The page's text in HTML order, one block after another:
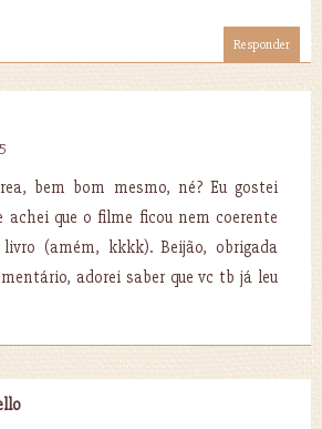
Responder
bem bom mesmo, né? Eu gostei
achei que o filme ficou nem coerente
(amém, kkkk). Beijão, obrigada
adorei saber que vc tb já leu